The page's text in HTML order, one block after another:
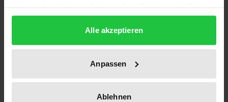
gesammelt haben.
Alle akzeptieren
Anpassen
Ablehnen
Comenius-Jahrbuch
The price depends on the options chosen on the
Academia, 1. Edition 2019
incl. VAT